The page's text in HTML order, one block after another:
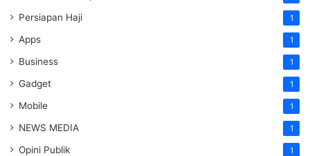
Persiapan Haji 1
Apps 1
Business 1
Gadget 1
Mobile 1
NEWS MEDIA 1
Opini Publik 1